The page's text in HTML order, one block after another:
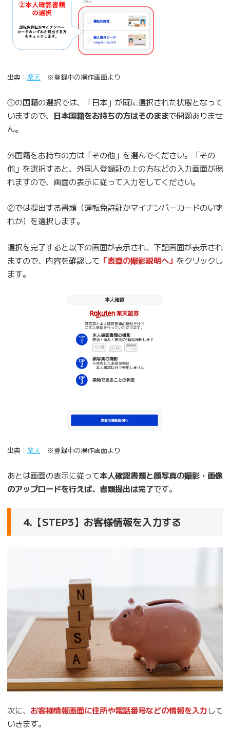
出典： 楽天 ※登録中の操作画面より
①の国籍の選択では、「日本」が既に選択された状態となって
いますので、 日本国籍をお持ちの方はそのままで問題ありませ
ん。
外国籍をお持ちの方は「その他」を選んでください。「その
他」を選択すると、外国人登録証の上の方などの入力画面が現
れますので、画面の表示に従って入力をしてください。
②では提出する書類（運転免許証かマイナンバーカードのいず
れか）を選択します。
選択を完了すると以下の画面が表示され、下記画面が表示され
ますので、内容を確認して 「表面の撮影説明へ」 をクリックし
ます。
出典： 楽天 ※登録中の操作画面より
あとは画面の表示に従って本人確認書類と顔写真の撮影・画像
のアップロードを行えば、書類提出は完了です。
4.【STEP3】お客様情報を入力する
次に、 お客様情報画面に住所や電話番号などの情報を入力して
いきます。